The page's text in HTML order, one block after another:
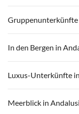
Gruppenunterkünfte
In den Bergen in
Luxus-Unterkünfte
Meerblick in